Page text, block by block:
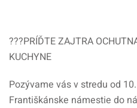
??‍?PRÍĎTE ZAJTRA
KUCHYNE
Pozývame vás v stredu od
Františkánske námestie do